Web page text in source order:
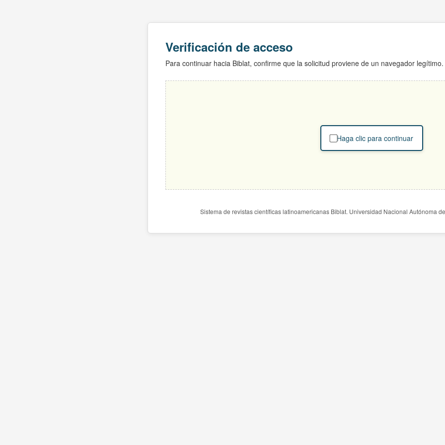
Verificación de acceso
Para continuar hacia Biblat, confirme que la solicitud proviene de un navegador legítimo.
Haga clic para continuar
Sistema de revistas científicas latinoamericanas Biblat. Universidad Nacional Autónoma